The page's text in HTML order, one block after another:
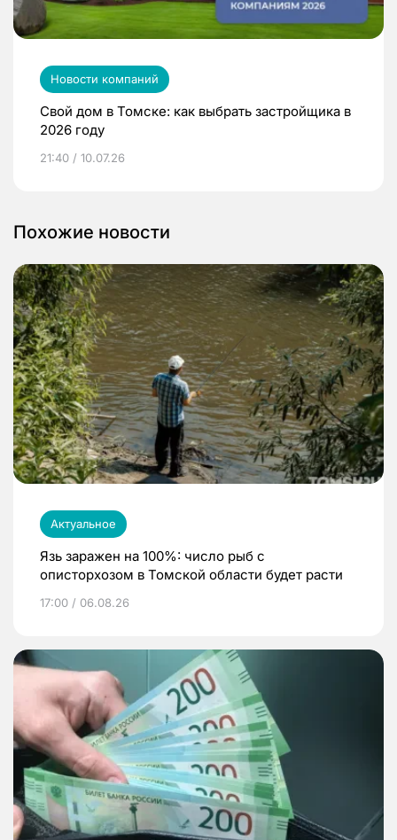
Новости компаний
Свой дом в Томске: как выбрать застройщика в
2026 году
21:40 / 10.07.26
Похожие новости
Актуальное
Язь заражен на 100%: число рыб с
описторхозом в Томской области будет расти
17:00 / 06.08.26